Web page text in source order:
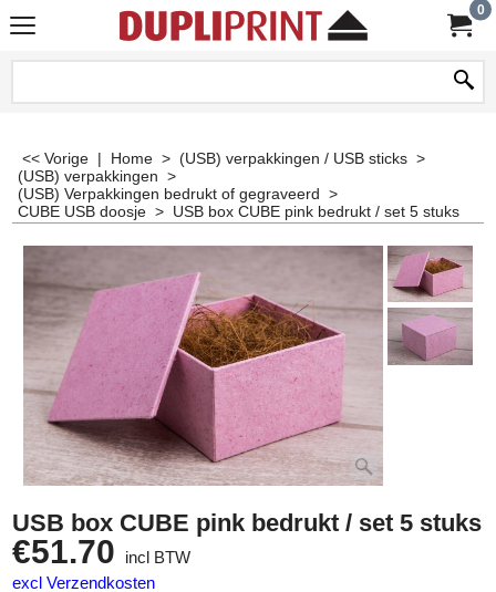
0
<< Vorige | Home > (USB) verpakkingen / USB sticks >
(USB) verpakkingen >
(USB) Verpakkingen bedrukt of gegraveerd >
CUBE USB doosje > USB box CUBE pink bedrukt / set 5 stuks
USB box CUBE pink bedrukt / set 5 stuks
€51.70
incl BTW
excl Verzendkosten